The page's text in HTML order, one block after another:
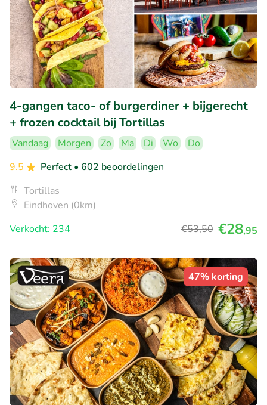
4-gangen taco- of burgerdiner + bijgerecht
+ frozen cocktail bij Tortillas
Vandaag Morgen Zo Ma Di Wo
Do
9.5
Perfect • 602 beoordelingen
Tortillas
Eindhoven (0km)
Verkocht: 234
€53,50 €28,95
47% korting